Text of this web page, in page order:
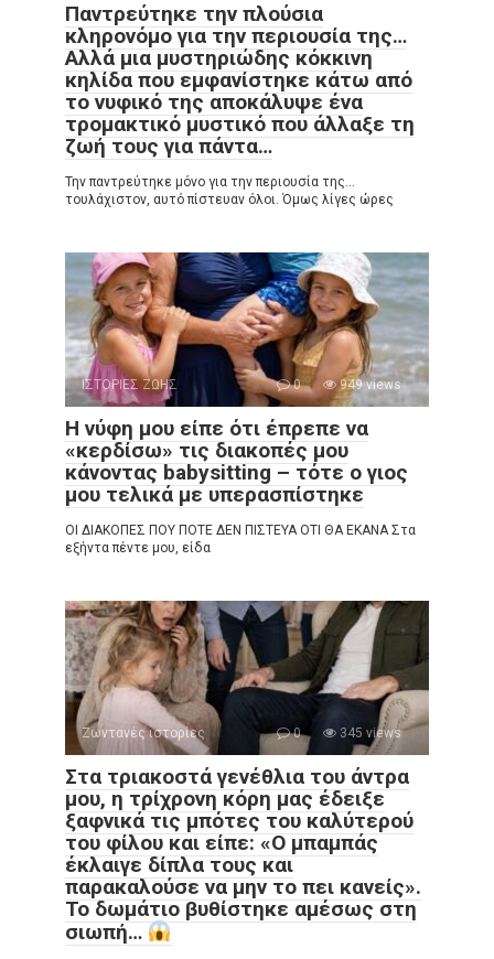
Παντρεύτηκε την πλούσια
κληρονόμο για την περιουσία της…
Αλλά μια μυστηριώδης κόκκινη
κηλίδα που εμφανίστηκε κάτω από
το νυφικό της αποκάλυψε ένα
τρομακτικό μυστικό που άλλαξε τη
ζωή τους για πάντα…
Την παντρεύτηκε μόνο για την περιουσία της…
τουλάχιστον, αυτό πίστευαν όλοι. Όμως λίγες ώρες
ΙΣΤΟΡΙΕΣ ΖΩΗΣ 0 949 views
Η νύφη μου είπε ότι έπρεπε να
«κερδίσω» τις διακοπές μου
κάνοντας babysitting – τότε ο γιος
μου τελικά με υπερασπίστηκε
ΟΙ ΔΙΑΚΟΠΕΣ ΠΟΥ ΠΟΤΕ ΔΕΝ ΠΙΣΤΕΥΑ ΟΤΙ ΘΑ ΕΚΑΝΑ Στα
εξήντα πέντε μου, είδα
Ζωντανές ιστορίες 0 345 views
Στα τριακοστά γενέθλια του άντρα
μου, η τρίχρονη κόρη μας έδειξε
ξαφνικά τις μπότες του καλύτερού
του φίλου και είπε: «Ο μπαμπάς
έκλαιγε δίπλα τους και
παρακαλούσε να μην το πει κανείς».
Το δωμάτιο βυθίστηκε αμέσως στη
σιωπή…